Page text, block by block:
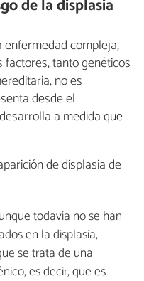
de la displasia
compleja,
tanto genéticos
no es
desde el
a medida que
de displasia de
todavía no se han
en la displasia,
se trata de una
es decir, que es